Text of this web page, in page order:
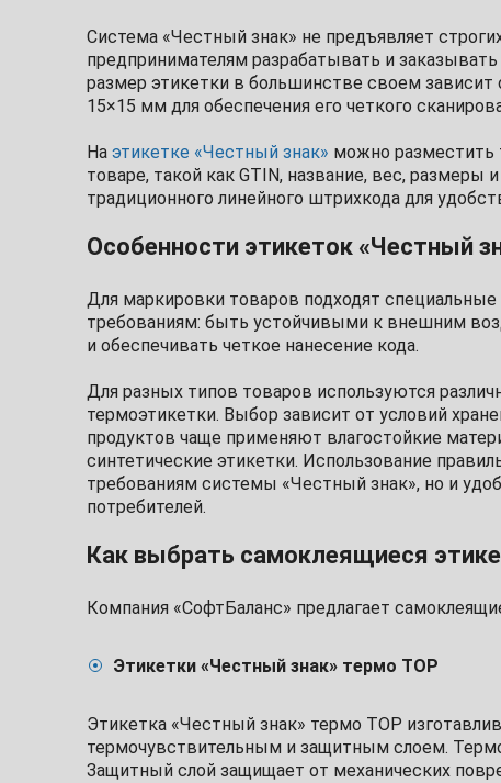
Система «Честный знак» не предъявляет
предпринимателям разрабатывать и
размер этикетки в большинстве своем
15×15 мм для обеспечения его четкого
На этикетке «Честный знак» можно разместить
товаре, такой как GTIN, название, вес,
традиционного линейного штрихкода для
Особенности этикеток «Честный
Для маркировки товаров подходят специальные
требованиям: быть устойчивыми к внешним
и обеспечивать четкое нанесение кода.
Для разных типов товаров используются
термоэтикетки. Выбор зависит от условий
продуктов чаще применяют влагостойкие
синтетические этикетки. Использование
требованиям системы «Честный знак», но и
потребителей.
Как выбрать самоклеящиеся
Компания «СофтБаланс» предлагает
Этикетки «Честный знак» термо TOP
Этикетка «Честный знак» термо TOP
термочувствительным и защитным слоем.
Защитный слой защищает от механических